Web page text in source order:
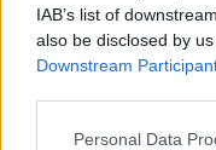
IAB’s list of
also be disclosed by
Downstream
Please note that this
Personal Data